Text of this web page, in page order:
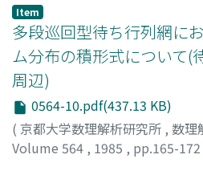
カItem
多段巡回型待ち行列網に
ム分布の積形式について(
周辺)
0564-10.pdf(437.13 KB)
( 京都大学数理解析研究所 , 数理
Volume 564 , 1985 , pp.165-172